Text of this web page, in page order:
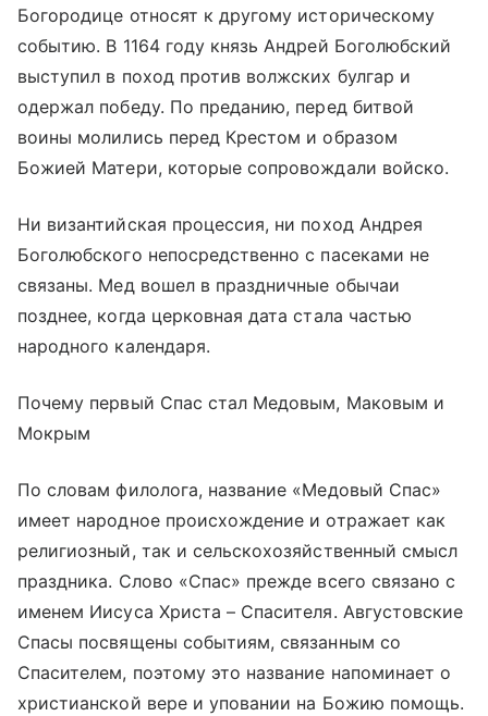
Богородице относят к другому историческому
событию. В 1164 году князь Андрей Боголюбский
выступил в поход против волжских булгар и
одержал победу. По преданию, перед битвой
воины молились перед Крестом и образом
Божией Матери, которые сопровождали войско.
Ни византийская процессия, ни поход Андрея
Боголюбского непосредственно с пасеками не
связаны. Мед вошел в праздничные обычаи
позднее, когда церковная дата стала частью
народного календаря.
Почему первый Спас стал Медовым, Маковым и
Мокрым
По словам филолога, название «Медовый Спас»
имеет народное происхождение и отражает как
религиозный, так и сельскохозяйственный смысл
праздника. Слово «Спас» прежде всего связано с
именем Иисуса Христа – Спасителя. Августовские
Спасы посвящены событиям, связанным со
Спасителем, поэтому это название напоминает о
христианской вере и уповании на Божию помощь.